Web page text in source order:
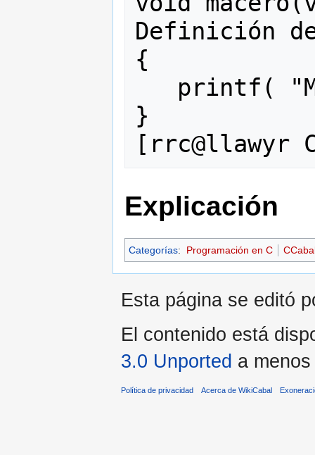
Definición
{
}
Explicación
Categorías: Programación en C
Esta página se editó
El contenido está
3.0 Unported a
Política de privacidad Acerca de WikiCabal